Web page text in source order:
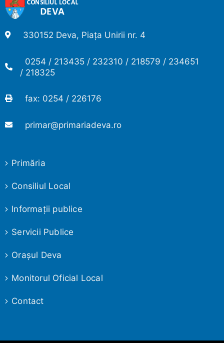
330152 Deva, Piața Unirii nr. 4
0254 / 213435 / 232310 / 218579 / 234651
/ 218325
fax: 0254 / 226176
primar@primariadeva.ro
Primăria
Consiliul Local
Informaţii publice
Servicii Publice
Oraşul Deva
Monitorul Oficial Local
Contact